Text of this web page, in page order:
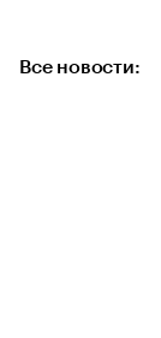
Все новости: